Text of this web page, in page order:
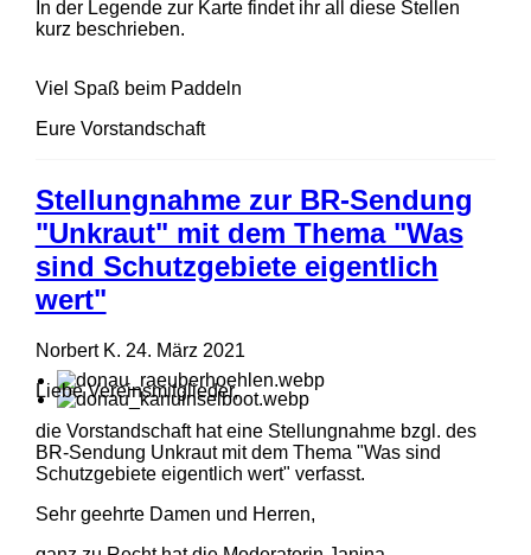
In der Legende zur Karte findet ihr all diese Stellen
kurz beschrieben.
Viel Spaß beim Paddeln
Eure Vorstandschaft
Stellungnahme zur BR-Sendung
"Unkraut" mit dem Thema "Was
sind Schutzgebiete eigentlich
wert"
Norbert K. 24. März 2021
Liebe Vereinsmitglieder,
die Vorstandschaft hat eine Stellungnahme bzgl. des
BR-Sendung Unkraut mit dem Thema "Was sind
Schutzgebiete eigentlich wert" verfasst.
Sehr geehrte Damen und Herren,